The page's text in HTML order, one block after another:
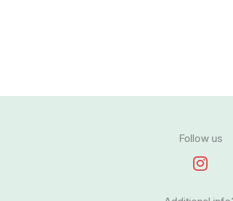
Follow us
I